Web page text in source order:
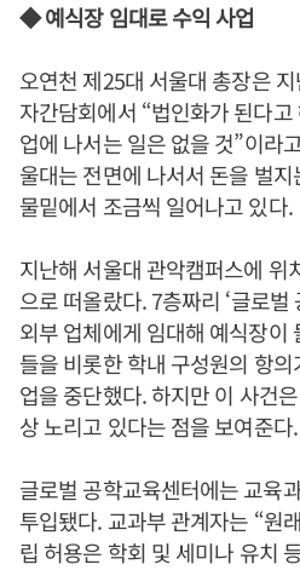
◆ 예식장 임대로 수익 사업
오연천 제25대 서울대 총장은
자간담회에서 “법인화가 된다
업에 나서는 일은 없을 것”이라
울대는 전면에 나서서 돈을 벌
물밑에서 조금씩 일어나고 있다.
지난해 서울대 관악캠퍼스에 위
으로 떠올랐다. 7층짜리 ‘글로벌
외부 업체에게 임대해 예식장이
들을 비롯한 학내 구성원의 항
업을 중단했다. 하지만 이 사건
상 노리고 있다는 점을 보여준다.
글로벌 공학교육센터에는 교육
투입됐다. 교과부 관계자는 “원
립 허용은 학회 및 세미나 유치